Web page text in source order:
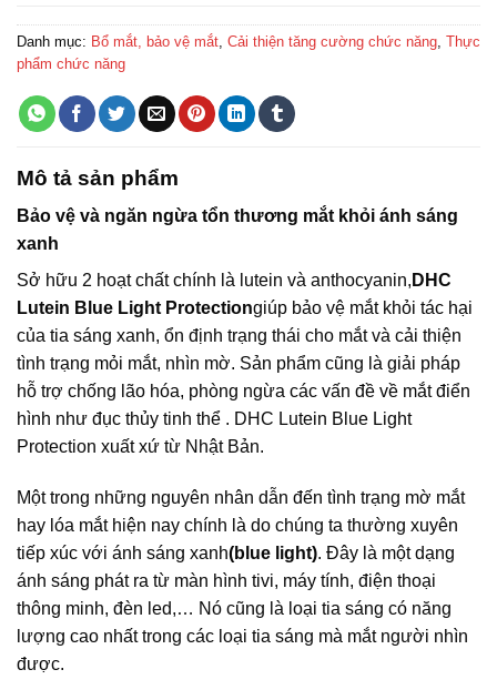
Danh mục: Bổ mắt, bảo vệ mắt Cải thiện tăng cường chức năng Thực
phẩm chức năng
Mô tả sản phẩm
Bảo vệ và ngăn ngừa tổn thương mắt khỏi ánh sáng
xanh
Sở hữu 2 hoạt chất chính là lutein và anthocyanin, DHC
Lutein Blue Light Protectiongiúp bảo vệ mắt khỏi tác hại
của tia sáng xanh, ổn định trạng thái cho mắt và cải thiện
tình trạng mỏi mắt, nhìn mờ. Sản phẩm cũng là giải pháp
hỗ trợ chống lão hóa, phòng ngừa các vấn đề về mắt điển
hình như đục thủy tinh thể . DHC Lutein Blue Light
Protection xuất xứ từ Nhật Bản.
Một trong những nguyên nhân dẫn đến tình trạng mờ mắt
hay lóa mắt hiện nay chính là do chúng ta thường xuyên
tiếp xúc với ánh sáng xanh(blue light). Đây là một dạng
ánh sáng phát ra từ màn hình tivi, máy tính, điện thoại
thông minh, đèn led,… Nó cũng là loại tia sáng có năng
lượng cao nhất trong các loại tia sáng mà mắt người nhìn
được.